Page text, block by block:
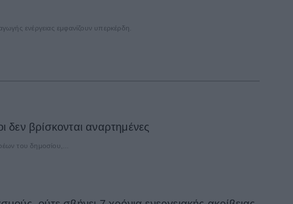
ενέργειας εμφανίζουν υπερκέρδη.
βρίσκονται αναρτημένες
του δημοσίου,...